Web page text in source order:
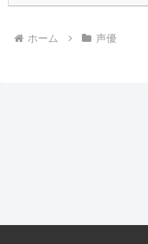
ホーム 声優